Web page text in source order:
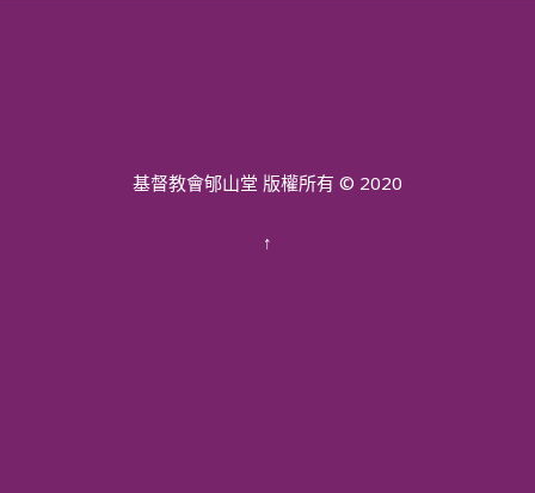
基督教會郇山堂 版權所有 © 2020
↑